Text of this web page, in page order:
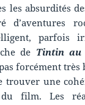
les absurdités
d’aventures
parfois
de Tintin au
forcément très
trouver une
film. Les